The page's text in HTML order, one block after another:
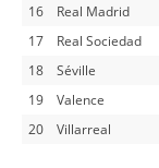
16
Real Madrid
17
Real Sociedad
18
Séville
19
Valence
20
Villarreal